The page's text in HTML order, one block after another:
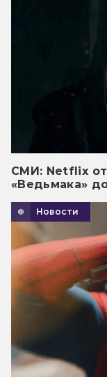
СМИ: Netflix
«Ведьмака»
Новости